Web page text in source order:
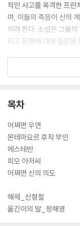
적인 사고를 목격한 프
며, 이들의 죽음이 신의
히려 한다. 소설은 그들
리고 운명에 대해 질문을
1927년에 출간한 이 작
받으며 1928년 퓰리처
퓰리처상의 수상 기준을
성찰을 담아내며, 오늘날
다.
목차
어쩌면 우연
몬테마요르 후작 부인
에스테반
피오 아저씨
어쩌면 신의 의도
해제_신형철
옮긴이의 말_정해영